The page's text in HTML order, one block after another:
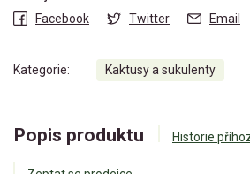
Facebook Twitter Email
Kategorie: Kaktusy a sukulenty
Popis produktu Historie